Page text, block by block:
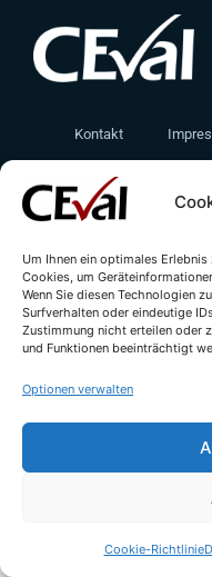
Um Ihnen ein optimales
Cookies, um
Wenn Sie diesen Technologien
Surfverhalten oder eindeutige
Zustimmung nicht erteilen oder
und Funktionen beeinträchtigt
Optionen verwalten
Cookie-Richtlinie
Kontakt
© All rights reserved -